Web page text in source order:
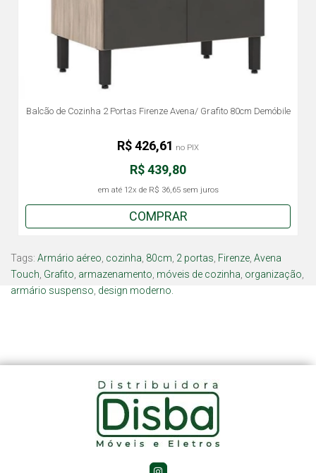
Balcão de Cozinha 2 Portas Firenze Avena/ Grafito 80cm Demóbile
R$ 439,80
em até 12x de R$ 36,65sem juros
R$ 426,61 no PIX
COMPRAR
Tags: Armário aéreo cozinha 80cm 2 portas Firenze Avena
Touch Grafito armazenamento móveis de cozinha organização
armário suspenso design moderno.